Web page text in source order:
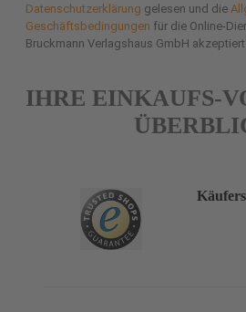
Datenschutzerklärung gelesen und die
Geschäftsbedingungen für die Online-
Bruckmann Verlagshaus GmbH akzeptiert
IHRE EINKAUFS-